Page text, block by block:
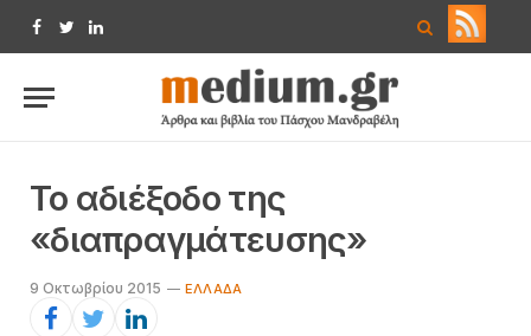
Facebook
TwitterLinkedIn
Το αδιέξοδο της
«διαπραγμάτευσης»
9 Οκτωβρίου 2015 ΕΛΛΆΔΑ